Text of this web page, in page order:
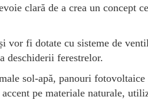
clară de a crea un concept
vor fi dotate cu sisteme de
deschiderii ferestrelor.
sol-apă, panouri fotovoltaice
pe materiale naturale,